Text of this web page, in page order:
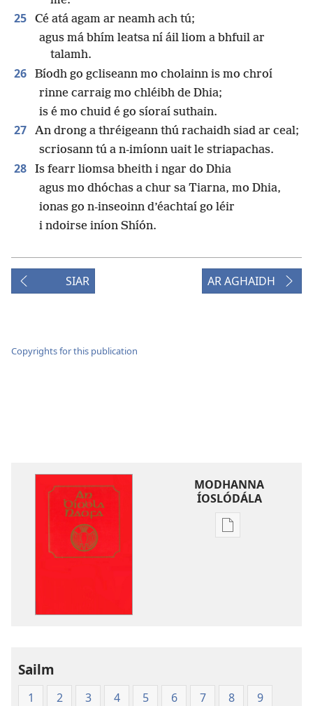
25
Cé atá agam ar neamh ach tú;
agus má bhím leatsa ní áil liom a bhfuil ar
talamh.
26
Bíodh go gcliseann mo cholainn is mo chroí
rinne carraig mo chléibh de Dhia;
is é mo chuid é go síoraí suthain.
27
An drong a thréigeann thú rachaidh siad ar ceal;
scriosann tú a n-imíonn uait le striapachas.
28
Is fearr liomsa bheith i ngar do Dhia
agus mo dhóchas a chur sa Tiarna, mo Dhia,
ionas go n-inseoinn d’éachtaí go léir
i ndoirse iníon Shíón.
SIAR AR AGHAIDH
Copyrights for this publication
MODHANNA
ÍOSLÓDÁLA
Modhanna
Sailm
1 2 3 4 5 6 7 8
9